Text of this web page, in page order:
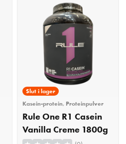
KÖP
Slut i lager
Kasein-protein, Proteinpulver
Rule One R1 Casein
Vanilla Creme 1800g